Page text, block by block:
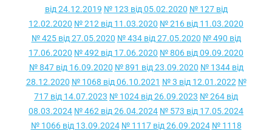
від 24.12.2019 № 123 від 05.02.2020 № 127 від
12.02.2020 № 212 від 11.03.2020 № 216 від 11.03.2020
№ 425 від 27.05.2020 № 434 від 27.05.2020 № 490 від
17.06.2020 № 492 від 17.06.2020 № 806 від 09.09.2020
№ 847 від 16.09.2020 № 891 від 23.09.2020 № 1344 від
28.12.2020 № 1068 від 06.10.2021 № 3 від 12.01.2022 №
717 від 14.07.2023 № 1024 від 26.09.2023 № 264 від
08.03.2024 № 462 від 26.04.2024 № 573 від 17.05.2024
№ 1066 від 13.09.2024 № 1117 від 26.09.2024 № 1118